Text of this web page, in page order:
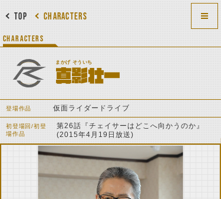
CHARACTERS
TOP
CHARACTERS
まかげ そういち
真影壮一
登場作品 仮面ライダードライブ
初登場回/初登
場作品
第26話『チェイサーはどこへ向かうのか』
(2015年4月19日放送)